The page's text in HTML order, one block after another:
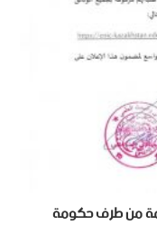
من طرف حكومة